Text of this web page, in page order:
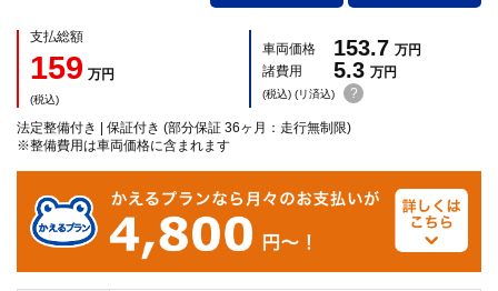
支払総額
159 万円
(税込)
車両価格 153.7 万円
諸費用
5.3 万円
(税込) (リ済込) ?
法定整備付き | 保証付き (部分保証 36ヶ月：走行無制限)
※整備費用は車両価格に含まれます